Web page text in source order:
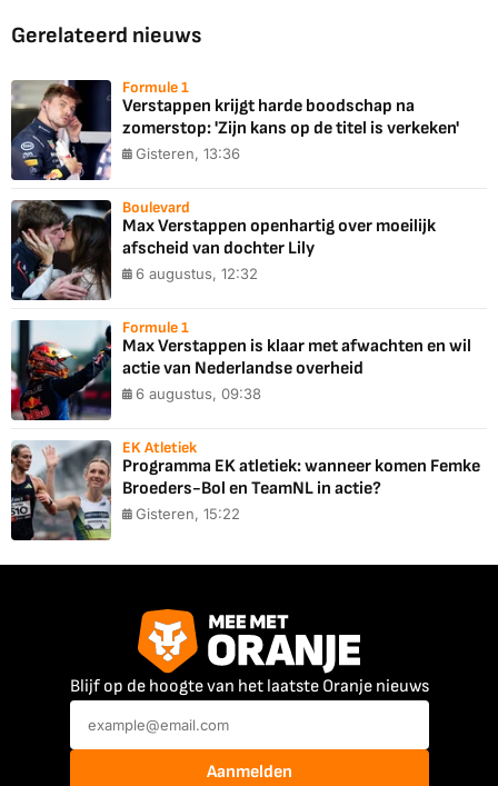
Gerelateerd nieuws
Formule 1
Verstappen krijgt harde boodschap na
zomerstop: 'Zijn kans op de titel is verkeken'
Gisteren, 13:36
Boulevard
Max Verstappen openhartig over moeilijk
afscheid van dochter Lily
6 augustus, 12:32
Formule 1
Max Verstappen is klaar met afwachten en wil
actie van Nederlandse overheid
6 augustus, 09:38
EK Atletiek
Programma EK atletiek: wanneer komen Femke
Broeders-Bol en TeamNL in actie?
Gisteren, 15:22
Blijf op de hoogte van het laatste Oranje nieuws
Aanmelden